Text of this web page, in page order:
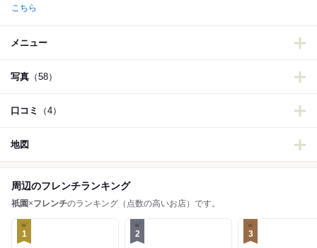
こちら
メニュー
写真 （58）
口コミ （4）
地図
周辺のフレンチランキング
祇園×フレンチのランキング（点数の高いお店）です。
1 2 3